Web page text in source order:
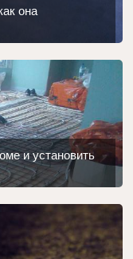
она
и установить